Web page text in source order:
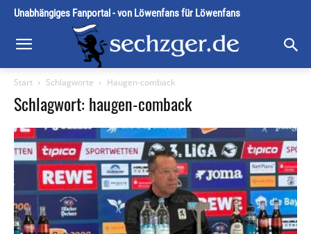
Unabhängiges Fanportal - von Löwenfans für Löwenfans
Start Schlagworte Haugen-comback
Schlagwort: haugen-comback